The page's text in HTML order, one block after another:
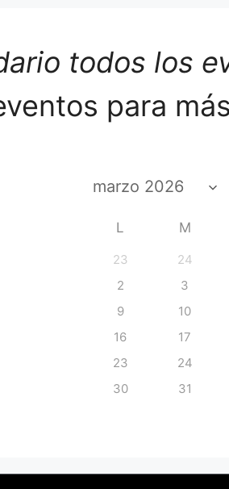
todos los
para
L M
23 24
2
3
9
10
16
17
23
24
30
31